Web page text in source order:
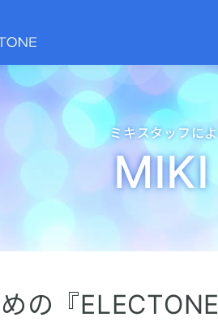
ミキスタッフに
の『